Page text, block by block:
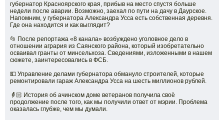
губернатор Красноярского края, прибыв на место спустя больше
недели после аварии. Возможно, заехал по пути на дачу в Даурское.
Напомним, у губернатора Александра Усса есть собственная деревня.
Где она находится и как выглядит?
📂 После репортажа «8 канала» возбуждено уголовное дело в
отношении агрария из Саянского района, который изобретательно
осваивал гранты от минсельхоза. Сведениями, изложенными в нашем
сюжете, заинтересовались в ФСБ.
💵 Управление делами губернатора обмануло строителей, которые
ремонтировали гараж Александра Усса на шесть миллионов рублей.
👵🏻 История об ачинском доме ветеранов получила своё
продолжение после того, как мы получили ответ от мэрии. Проблема
оказалась глубже, чем мы думали.